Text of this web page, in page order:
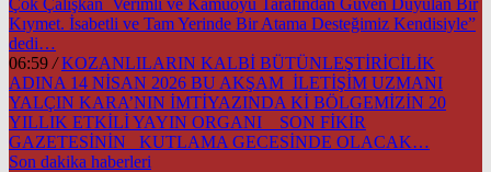
Çok Çalışkan Verimli ve Kamuoyu Tarafından Güven Duyulan Bir
Kıymet. İsabetli ve Tam Yerinde Bir Atama Desteğimiz Kendisiyle”
dedi…
06:59 / KOZANLILARIN KALBİ BÜTÜNLEŞTİRİCİLİK
ADINA 14 NİSAN 2026 BU AKŞAM İLETİŞİM UZMANI
YALÇIN KARA’NIN İMTİYAZINDA Kİ BÖLGEMİZİN 20
YILLIK ETKİLİ YAYIN ORGANI SON FİKİR
GAZETESİNİN KUTLAMA GECESİNDE OLACAK…
Son dakika haberleri